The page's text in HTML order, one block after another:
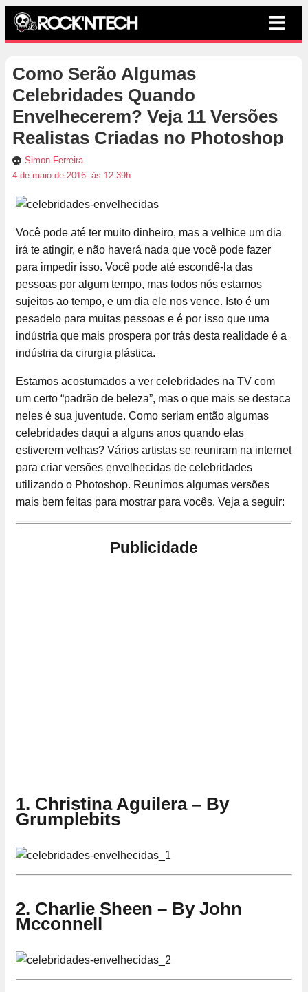
Como Serão Algumas
Celebridades Quando
Envelhecerem? Veja 11 Versões
Realistas Criadas no Photoshop
Simon Ferreira
4 de maio de 2016, às 12:39h
Você pode até ter muito dinheiro, mas a velhice um dia
irá te atingir, e não haverá nada que você pode fazer
para impedir isso. Você pode até escondê-la das
pessoas por algum tempo, mas todos nós estamos
sujeitos ao tempo, e um dia ele nos vence. Isto é um
pesadelo para muitas pessoas e é por isso que uma
indústria que mais prospera por trás desta realidade é a
indústria da cirurgia plástica.
Estamos acostumados a ver celebridades na TV com
um certo “padrão de beleza”, mas o que mais se destaca
neles é sua juventude. Como seriam então algumas
celebridades daqui a alguns anos quando elas
estiverem velhas? Vários artistas se reuniram na internet
para criar versões envelhecidas de celebridades
utilizando o Photoshop. Reunimos algumas versões
mais bem feitas para mostrar para vocês. Veja a seguir:
Publicidade
1. Christina Aguilera – By
Grumplebits
2. Charlie Sheen – By John
Mcconnell